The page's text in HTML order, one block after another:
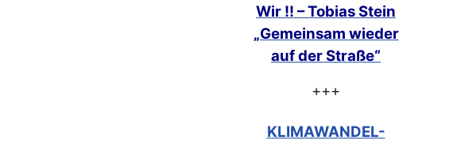
Wir !! – Tobias Stein
„Gemeinsam wieder
auf der Straße“
+++
KLIMAWANDEL-